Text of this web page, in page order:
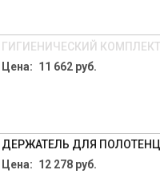
ГИГИЕНИЧЕСКИЙ КОМПЛЕКТ
Цена: 11 662 руб.
ДЕРЖАТЕЛЬ ДЛЯ ПОЛОТЕНЦА
Цена: 12 278 руб.